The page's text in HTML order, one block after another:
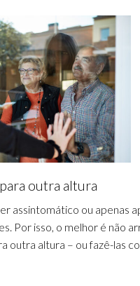
outra altura
assintomático ou apenas
Por isso, o melhor é não
outra altura – ou fazê-las